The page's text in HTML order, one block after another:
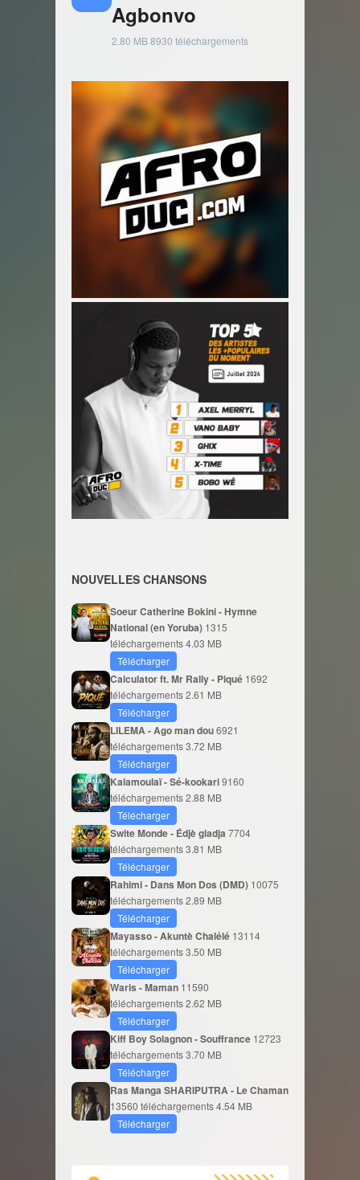
Agbonvo
2.80 MB8930 téléchargements
NOUVELLES CHANSONS
Soeur Catherine Bokini - Hymne
National (en Yoruba) 1315
téléchargements4.03 MB
Télécharger
Calculator ft. Mr Rally - Piqué 1692
téléchargements2.61 MB
Télécharger
LILEMA - Ago man dou6921
téléchargements3.72 MB
Télécharger
Kalamoulaï - Sé-kookari9160
téléchargements2.88 MB
Télécharger
Swite Monde - Édjè gladja 7704
téléchargements3.81 MB
Télécharger
Rahimi - Dans Mon Dos (DMD) 10075
téléchargements2.89 MB
Télécharger
Mayasso - Akuntè Chalélé 13114
téléchargements3.50 MB
Télécharger
Waris - Maman 11590
téléchargements2.62 MB
Télécharger
Kiff Boy Solagnon - Souffrance 12723
téléchargements3.70 MB
Télécharger
Ras Manga SHARIPUTRA - Le Chaman
13560 téléchargements4.54 MB
Télécharger